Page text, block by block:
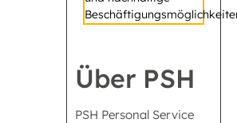
Über PSH
PSH Personal Service